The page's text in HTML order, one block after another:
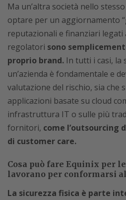
Ma un’altra società nello
optare per un aggiornamento
reputazionali e finanziari legati
regolatori sono
proprio brand. In tutti i casi, la
un’azienda è fondamentale e
valutazione del rischio, sia che
applicazioni basate su cloud
infrastruttura IT o sulle più
fornitori, come l’outsourcing
di customer care.
Cosa può fare Equinix per
lavorano per conformarsi al
La sicurezza fisica è parte